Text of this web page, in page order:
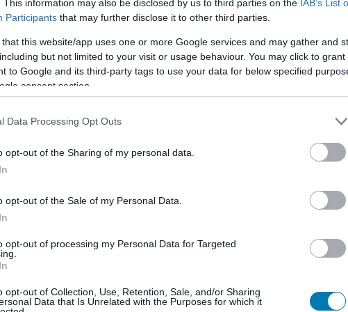
This information may also be disclosed by us to third parties on the IAB’s List
Participants that may further disclose it to other third parties.
that this website/app uses one or more Google services and may gather and
but not limited to your visit or usage behaviour. You may click to grant
to Google and its third-party tags to use your data for below specified
consent section.
Data Processing Opt Outs
opt-out of the Sharing of my personal data.
opt-out of the Sale of my Personal Data.
opt-out of processing my Personal Data for Targeted
opt-out of Collection, Use, Retention, Sale, and/or Sharing
Data that Is Unrelated with the Purposes for which it
követően a rajongók világszerte hatalmas
a legendás szörny lépte.
a címe, azt jelenleg megtippelni sem tudjuk, ha van
jön szembe GSO-n vagy a social médiában.
a legjobbakat,